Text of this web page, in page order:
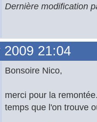
Dernière modification
21:04
Bonsoire Nico,
merci pour la
temps que l'on trouve